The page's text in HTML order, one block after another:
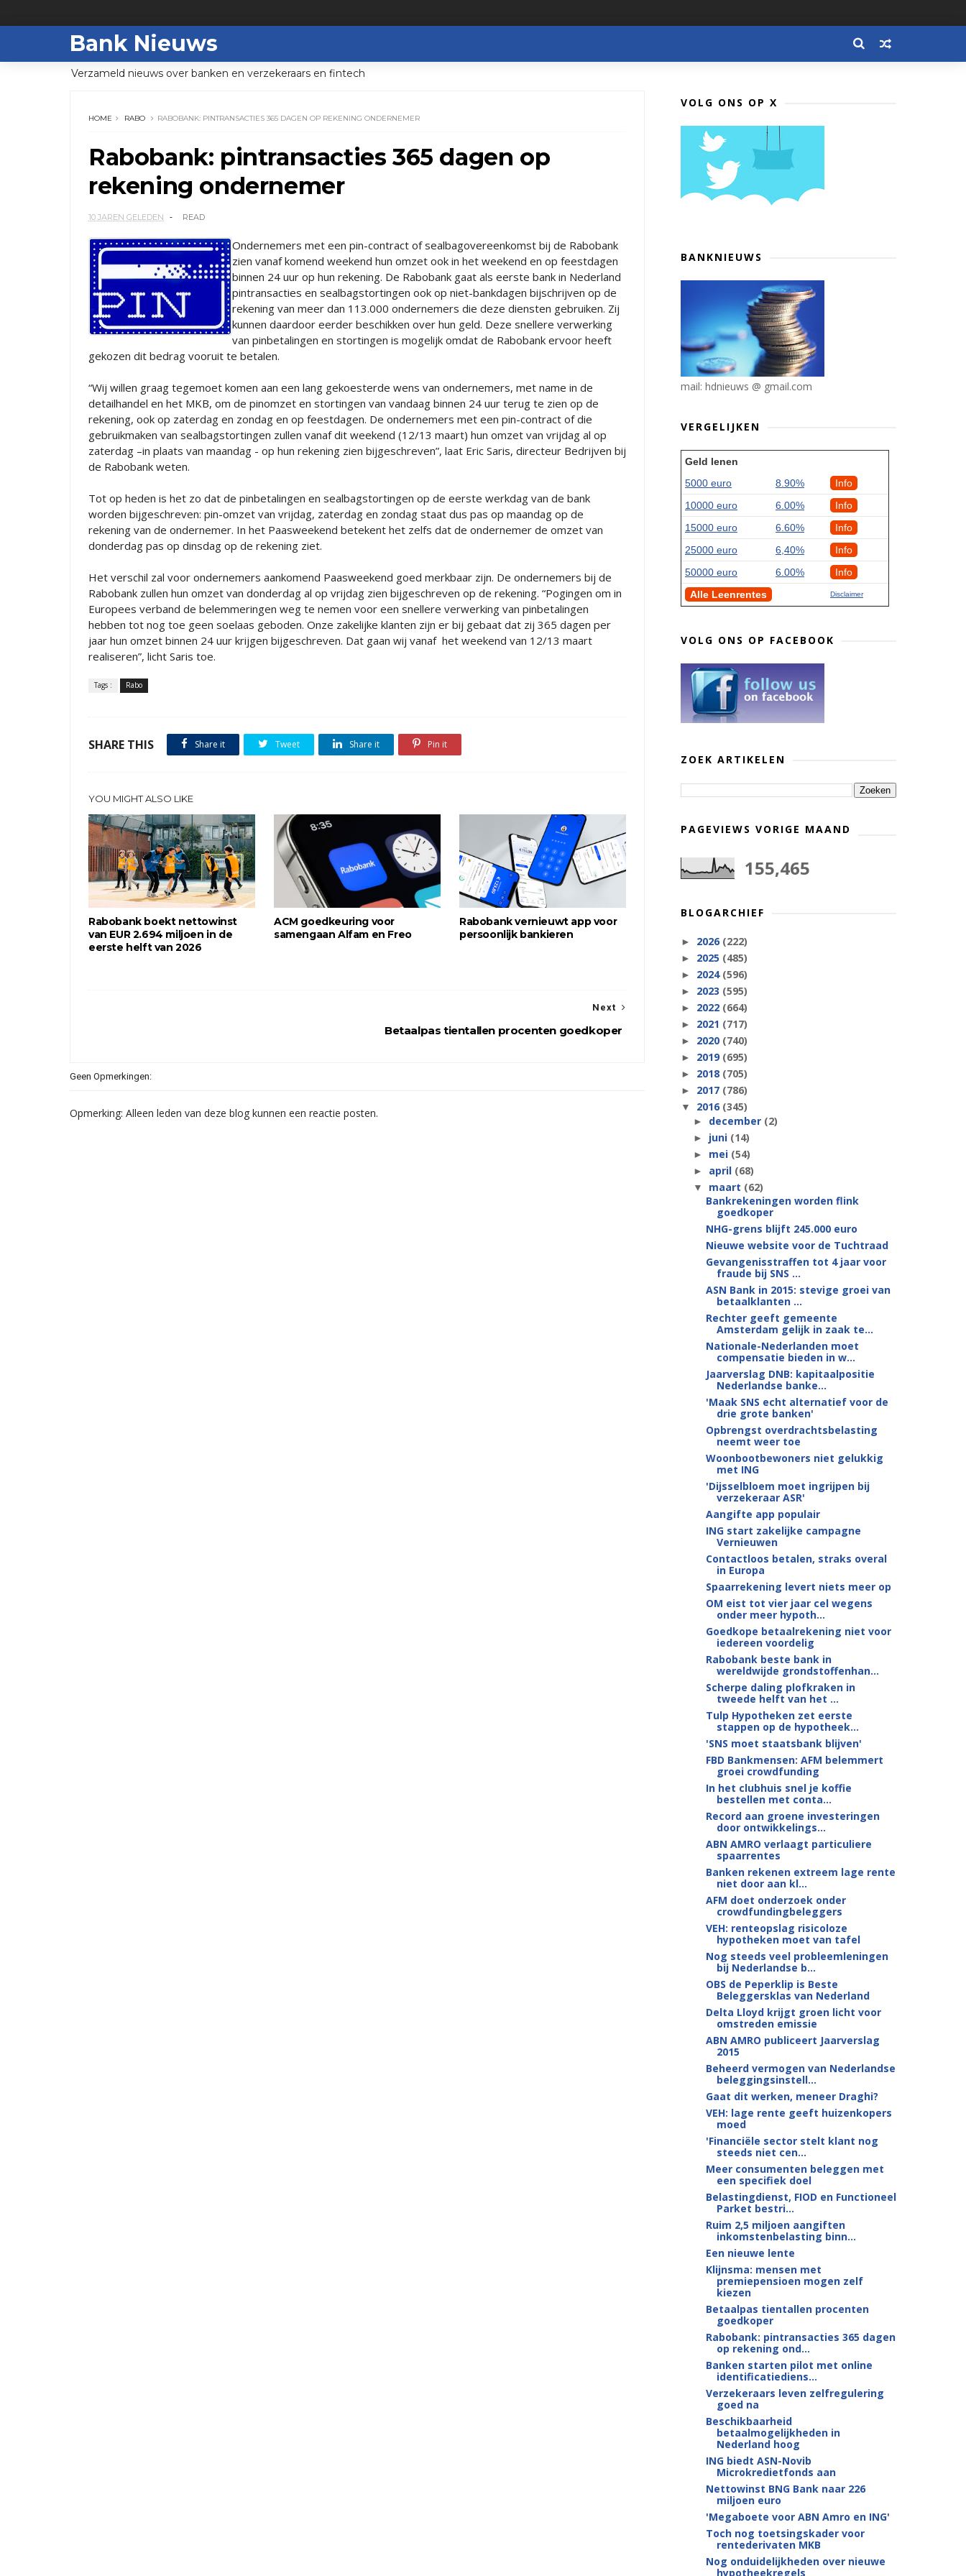
Bank Nieuws
Verzameld nieuws over banken en verzekeraars en fintech
HOME RABO RABOBANK: PINTRANSACTIES 365 DAGEN OP REKENING ONDERNEMER
Rabobank: pintransacties 365 dagen op
rekening ondernemer
10 JAREN GELEDEN READ
Ondernemers met een pin-contract of sealbagovereenkomst bij de Rabobank
zien vanaf komend weekend hun omzet ook in het weekend en op feestdagen
binnen 24 uur op hun rekening. De Rabobank gaat als eerste bank in Nederland
pintransacties en sealbagstortingen ook op niet-bankdagen bijschrijven op de
rekening van meer dan 113.000 ondernemers die deze diensten gebruiken. Zij
kunnen daardoor eerder beschikken over hun geld. Deze snellere verwerking
van pinbetalingen en stortingen is mogelijk omdat de Rabobank ervoor heeft
gekozen dit bedrag vooruit te betalen.
“Wij willen graag tegemoet komen aan een lang gekoesterde wens van ondernemers, met name in de
detailhandel en het MKB, om de pinomzet en stortingen van vandaag binnen 24 uur terug te zien op de
rekening, ook op zaterdag en zondag en op feestdagen. De ondernemers met een pin-contract of die
gebruikmaken van sealbagstortingen zullen vanaf dit weekend (12/13 maart) hun omzet van vrijdag al op
zaterdag –in plaats van maandag - op hun rekening zien bijgeschreven”, laat Eric Saris, directeur Bedrijven bij
de Rabobank weten.
Tot op heden is het zo dat de pinbetalingen en sealbagstortingen op de eerste werkdag van de bank
worden bijgeschreven: pin-omzet van vrijdag, zaterdag en zondag staat dus pas op maandag op de
rekening van de ondernemer. In het Paasweekend betekent het zelfs dat de ondernemer de omzet van
donderdag pas op dinsdag op de rekening ziet.
Het verschil zal voor ondernemers aankomend Paasweekend goed merkbaar zijn. De ondernemers bij de
Rabobank zullen hun omzet van donderdag al op vrijdag zien bijgeschreven op de rekening. “Pogingen om in
Europees verband de belemmeringen weg te nemen voor een snellere verwerking van pinbetalingen
hebben tot nog toe geen soelaas geboden. Onze zakelijke klanten zijn er bij gebaat dat zij 365 dagen per
jaar hun omzet binnen 24 uur krijgen bijgeschreven. Dat gaan wij vanaf het weekend van 12/13 maart
realiseren”, licht Saris toe.
Tags : Rabo
SHARE THIS Share it Tweet Share it Pin it
YOU MIGHT ALSO LIKE
Rabobank boekt nettowinst
van EUR 2.694 miljoen in de
eerste helft van 2026
ACM goedkeuring voor
samengaan Alfam en Freo
Rabobank vernieuwt app voor
persoonlijk bankieren
Next
Betaalpas tientallen procenten goedkoper
Geen Opmerkingen:
Opmerking: Alleen leden van deze blog kunnen een reactie posten.
VOLG ONS OP X
BANKNIEUWS
mail: hdnieuws @ gmail.com
VERGELIJKEN
Geld lenen
5000 euro
8.90%
Info
10000 euro
6.00%
Info
15000 euro
6.60%
Info
25000 euro
6,40%
Info
50000 euro
6.00%
Info
Alle Leenrentes
Disclaimer
VOLG ONS OP FACEBOOK
ZOEK ARTIKELEN
PAGEVIEWS VORIGE MAAND
155,465
BLOGARCHIEF
► 2026 (222)
► 2025 (485)
► 2024 (596)
► 2023 (595)
► 2022 (664)
► 2021 (717)
► 2020 (740)
► 2019 (695)
► 2018 (705)
► 2017 (786)
▼ 2016 (345)
► december (2)
► juni (14)
► mei (54)
► april (68)
▼ maart (62)
Bankrekeningen worden flink
goedkoper
NHG-grens blijft 245.000 euro
Nieuwe website voor de Tuchtraad
Gevangenisstraffen tot 4 jaar voor
fraude bij SNS ...
ASN Bank in 2015: stevige groei van
betaalklanten ...
Rechter geeft gemeente
Amsterdam gelijk in zaak te...
Nationale-Nederlanden moet
compensatie bieden in w...
Jaarverslag DNB: kapitaalpositie
Nederlandse banke...
'Maak SNS echt alternatief voor de
drie grote banken'
Opbrengst overdrachtsbelasting
neemt weer toe
Woonbootbewoners niet gelukkig
met ING
'Dijsselbloem moet ingrijpen bij
verzekeraar ASR'
Aangifte app populair
ING start zakelijke campagne
Vernieuwen
Contactloos betalen, straks overal
in Europa
Spaarrekening levert niets meer op
OM eist tot vier jaar cel wegens
onder meer hypoth...
Goedkope betaalrekening niet voor
iedereen voordelig
Rabobank beste bank in
wereldwijde grondstoffenhan...
Scherpe daling plofkraken in
tweede helft van het ...
Tulp Hypotheken zet eerste
stappen op de hypotheek...
'SNS moet staatsbank blijven'
FBD Bankmensen: AFM belemmert
groei crowdfunding
In het clubhuis snel je koffie
bestellen met conta...
Record aan groene investeringen
door ontwikkelings...
ABN AMRO verlaagt particuliere
spaarrentes
Banken rekenen extreem lage rente
niet door aan kl...
AFM doet onderzoek onder
crowdfundingbeleggers
VEH: renteopslag risicoloze
hypotheken moet van tafel
Nog steeds veel probleemleningen
bij Nederlandse b...
OBS de Peperklip is Beste
Beleggersklas van Nederland
Delta Lloyd krijgt groen licht voor
omstreden emissie
ABN AMRO publiceert Jaarverslag
2015
Beheerd vermogen van Nederlandse
beleggingsinstell...
Gaat dit werken, meneer Draghi?
VEH: lage rente geeft huizenkopers
moed
'Financiële sector stelt klant nog
steeds niet cen...
Meer consumenten beleggen met
een specifiek doel
Belastingdienst, FIOD en Functioneel
Parket bestri...
Ruim 2,5 miljoen aangiften
inkomstenbelasting binn...
Een nieuwe lente
Klijnsma: mensen met
premiepensioen mogen zelf
kiezen
Betaalpas tientallen procenten
goedkoper
Rabobank: pintransacties 365 dagen
op rekening ond...
Banken starten pilot met online
identificatiediens...
Verzekeraars leven zelfregulering
goed na
Beschikbaarheid
betaalmogelijkheden in
Nederland hoog
ING biedt ASN-Novib
Microkredietfonds aan
Nettowinst BNG Bank naar 226
miljoen euro
'Megaboete voor ABN Amro en ING'
Toch nog toetsingskader voor
rentederivaten MKB
Nog onduidelijkheden over nieuwe
hypotheekregels